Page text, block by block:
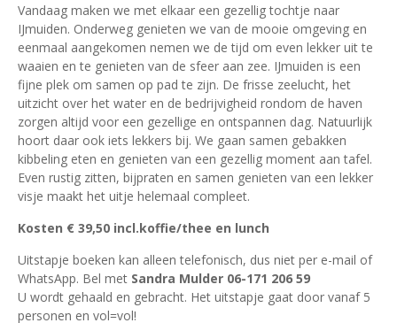
Vandaag maken we met elkaar een gezellig tochtje naar
IJmuiden. Onderweg genieten we van de mooie omgeving en
eenmaal aangekomen nemen we de tijd om even lekker uit te
waaien en te genieten van de sfeer aan zee. IJmuiden is een
fijne plek om samen op pad te zijn. De frisse zeelucht, het
uitzicht over het water en de bedrijvigheid rondom de haven
zorgen altijd voor een gezellige en ontspannen dag. Natuurlijk
hoort daar ook iets lekkers bij. We gaan samen gebakken
kibbeling eten en genieten van een gezellig moment aan tafel.
Even rustig zitten, bijpraten en samen genieten van een lekker
visje maakt het uitje helemaal compleet.
Kosten € 39,50 incl.koffie/thee en lunch
Uitstapje boeken kan alleen telefonisch, dus niet per e-mail of
WhatsApp. Bel met Sandra Mulder 06-171 206 59
U wordt gehaald en gebracht. Het uitstapje gaat door vanaf 5
personen en vol=vol!